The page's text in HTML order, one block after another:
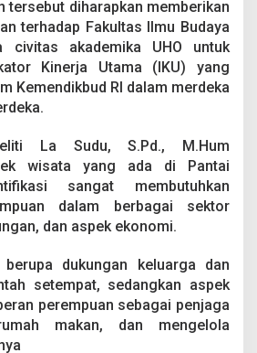
n
o
tersebut diharapkan memberikan
terhadap Fakultas Ilmu Budaya
civitas akademika UHO untuk
Kinerja Utama (IKU) yang
Kemendikbud RI dalam merdeka
La Sudu, S.Pd., M.Hum
wisata yang ada di Pantai
sangat membutuhkan
dalam berbagai sektor
dan aspek ekonomi.
berupa dukungan keluarga dan
setempat, sedangkan aspek
perempuan sebagai penjaga
makan, dan mengelola